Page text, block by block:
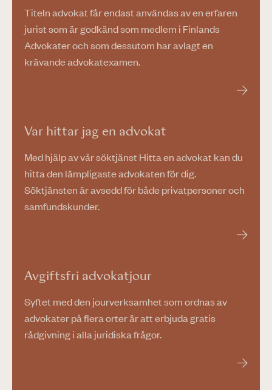
Titeln advokat får endast användas av en erfaren
jurist som är godkänd som medlem i Finlands
Advokater och som dessutom har avlagt en
krävande advokatexamen.
Var hittar jag en advokat
Med hjälp av vår söktjänst Hitta en advokat kan du
hitta den lämpligaste advokaten för dig.
Söktjänsten är avsedd för både privatpersoner och
samfundskunder.
Avgiftsfri advokatjour
Syftet med den jourverksamhet som ordnas av
advokater på flera orter är att erbjuda gratis
rådgivning i alla juridiska frågor.